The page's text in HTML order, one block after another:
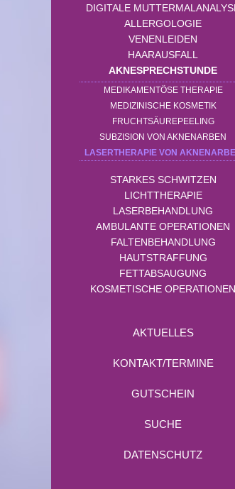
DIGITALE
ALLERGOLOGIE
VENENLEIDEN
HAARAUSFALL
AKNESPRECHSTUNDE
MEDIKAMENTÖSE THERAPIE
MEDIZINISCHE KOSMETIK
FRUCHTSÄUREPEELING
SUBZISION VON AKNENARBEN
LASERTHERAPIE VON
STARKES SCHWITZEN
LICHTTHERAPIE
LASERBEHANDLUNG
AMBULANTE OPERATIONEN
FALTENBEHANDLUNG
HAUTSTRAFFUNG
FETTABSAUGUNG
KOSMETISCHE OPERATIONEN
AKTUELLES
KONTAKT/TERMINE
GUTSCHEIN
SUCHE
DATENSCHUTZ